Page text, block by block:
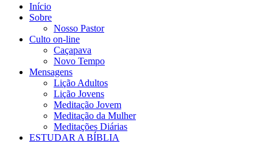
Início
Sobre
Nosso Pastor
Culto on-line
Caçapava
Novo Tempo
Mensagens
Lição Adultos
Lição Jovens
Meditação Jovem
Meditação da Mulher
Meditações Diárias
ESTUDAR A BÍBLIA